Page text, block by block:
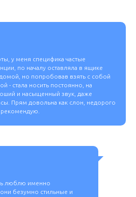
у меня специфика частые
по началу оставляла в ящике
но попробовав взять с собой
- стала носить постоянно, на
и насыщенный звук, даже
Прям довольна как слон, недорого
рекомендую.
люблю именно
безумно стильные и